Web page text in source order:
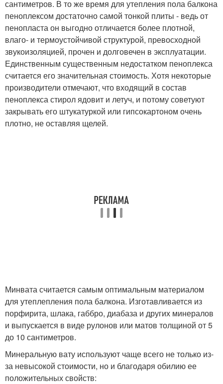
сантиметров. В то же время для утепления пола балкона
пеноплексом достаточно самой тонкой плиты - ведь от
пенопласта он выгодно отличается более плотной,
влаго- и термоустойчивой структурой, превосходной
звукоизоляцией, прочен и долговечен в эксплуатации.
Единственным существенным недостатком пеноплекса
считается его значительная стоимость. Хотя некоторые
производители отмечают, что входящий в состав
пеноплекса стирол ядовит и летуч, и потому советуют
закрывать его штукатуркой или гипсокартоном очень
плотно, не оставляя щелей.
Минвата считается самым оптимальным материалом
для утеплепления пола балкона. Изготавливается из
порфирита, шлака, габбро, диабаза и других минералов
и выпускается в виде рулонов или матов толщиной от 5
до 10 сантиметров.
Минеральную вату используют чаще всего не только из-
за невысокой стоимости, но и благодаря обилию ее
положительных свойств: